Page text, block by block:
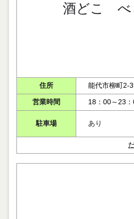
酒どこ べ
住所 能代市柳町2-
営業時間 18：00～23
駐車場 あり